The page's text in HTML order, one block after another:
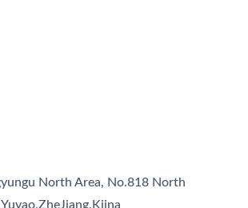
North Area, No.818 North